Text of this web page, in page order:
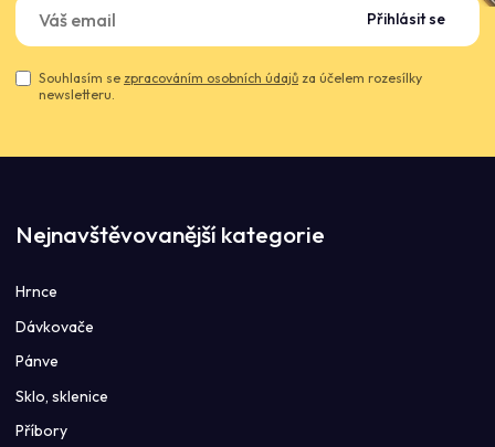
Přihlásit se
Souhlasím se zpracováním osobních údajů za účelem rozesílky
newsletteru.
Nejnavštěvovanější kategorie
Hrnce
Dávkovače
Pánve
Sklo, sklenice
Příbory